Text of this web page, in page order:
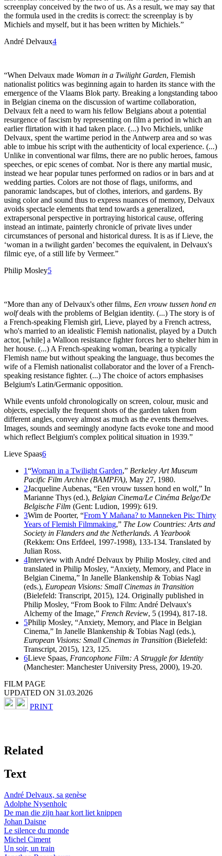
screenplay conceived by the two of us. As a result, we may say that
the formula used in the credits is correct: the screenplay is by
Michiels and myself, but it has been written by Michiels.”
André Delvaux4
“When Delvaux made Woman in a Twilight Garden, Flemish
nationalist politics was beginning again to harden its stance with the
emergence of the Vlaams Blok party. Breaking a longstanding taboo
in Belgian cinema on the discussion of wartime collaboration,
Delvaux felt a need to warn his fellow Belgians about a potential
resurgence of fascism by representing on film a period in which an
earlier flirtation with it had taken place. (...) Ivo Michiels, unlike
Delvaux, spent the wartime period in the Antwerp area and so was
able to imbue his script with the authenticity of local experience. (...)
Unlike in conventional war films, there are no public heroes, famous
speeches, or epic scenes of combat. Nor is there any martial music,
instead we hear popular tunes performed on radios or in bars and at
wedding parties. Colors are not those of flags, uniforms, and
panoramic landscapes, but of clothes, interiors, and gardens. By
using color and sound thus to express nuances of memory, Delvaux
avoids spectacle elements that tend towards a generalized,
extrapersonal perspective in portraying historical cause, offering
instead an intimate, painterly chronicle of private lives under
circumstances of personal and historical duress. It is as if Lieve, the
‘woman in a twilight garden’ becomes the equivalent, in Delvaux's
filmic eye, of a still life by Vermeer.”
Philip Mosley5
“More than any of Delvaux's other films, Een vrouw tussen hond en
wolfdeals with the problems of Belgian identity. (...) The story is of
a French-speaking Flemish girl, Lieve, played by a French actress,
who's married to an idealistic Flemish nationalist, played by a Dutch
actor, [while] a Walloon resistance fighter forces her to shelter him in
her house. (...) A French-speaking woman, bearing a typically
Flemish name but without speaking the language, thus becomes the
wife of a Flemish nationalist collaborator and the lover of a French-
speaking resistance fighter. (...) The choice of actors emphasises
Belgium's Latin/Germanic opposition.
While events unfold chronologically on screen, colour, music and
objects, especially the frequent shots of the garden taken from
different angles, convey almost as much as the events themselves.
Images, sounds and seemingly anodyne facts evoke tone and mood
which reflect Belgium's complex political situation in 1939.”
Lieve Spaas6
1“Woman in a Twilight Garden,” Berkeley Art Museum
Pacific Film Archive (BAMPFA), May 27, 1980.
2Jacqueline Aubenas, “Een vrouw tussen hond en wolf,” In
Marianne Thys (ed.), Belgian Cinema/Le Cinéma Belge/De
Belgische Film (Gent: Ludion, 1999): 619.
3Wim de Poorter, “From Y Mañana? to Manneken Pis: Thirty
Years of Flemish Filmmaking,” The Low Countries: Arts and
Society in Flanders and the Netherlands. A Yearbook
(Rekkem: Ons Erfdeel, 1997-1998), 133-134. Translated by
Julian Ross.
4Interview with André Delvaux by Philip Mosley, cited and
translated in Philip Mosley, “Anxiety, Memory, and Place in
Belgian Cinema,” In Janelle Blankenship & Tobias Nagl
(eds.), European Visions: Small Cinemas in Transition
(Bielefeld: Transcript, 2015), 124. Originally published in
Philip Mosley, “From Book to Film: André Delvaux's
Alchemy of the Image,” French Review, 5 (1994), 817-18.
5Philip Mosley, “Anxiety, Memory, and Place in Belgian
Cinema,” In Janelle Blankenship & Tobias Nagl (eds.),
European Visions: Small Cinemas in Transition (Bielefeld:
Transcript, 2015), 123, 125.
6Lieve Spaas, Francophone Film: A Struggle for Identity
(Manchester: Manchester University Press, 2000), 19-20.
FILM PAGE
UPDATED ON 31.03.2026
PRINT
Related
Text
André Delvaux, sa genèse
Adolphe Nysenholc
De man die zijn haar kort liet knippen
Johan Daisne
Le silence du monde
Michel Ciment
Un soir, un train